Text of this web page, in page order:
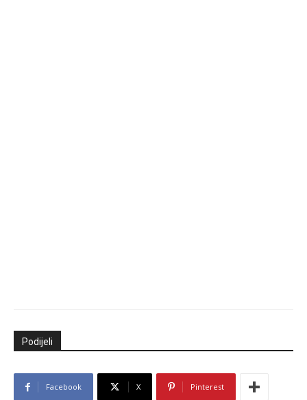
Podijeli
Facebook X Pinterest